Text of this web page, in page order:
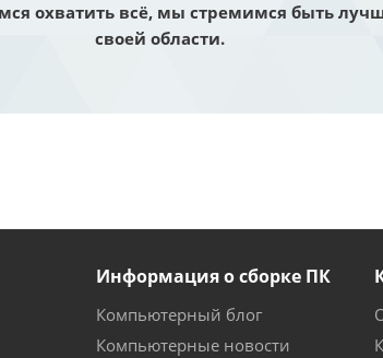
охватить всё, мы стремимся быть
своей области.
Информация о сборке ПК
Компьютерный блог
Компьютерные новости